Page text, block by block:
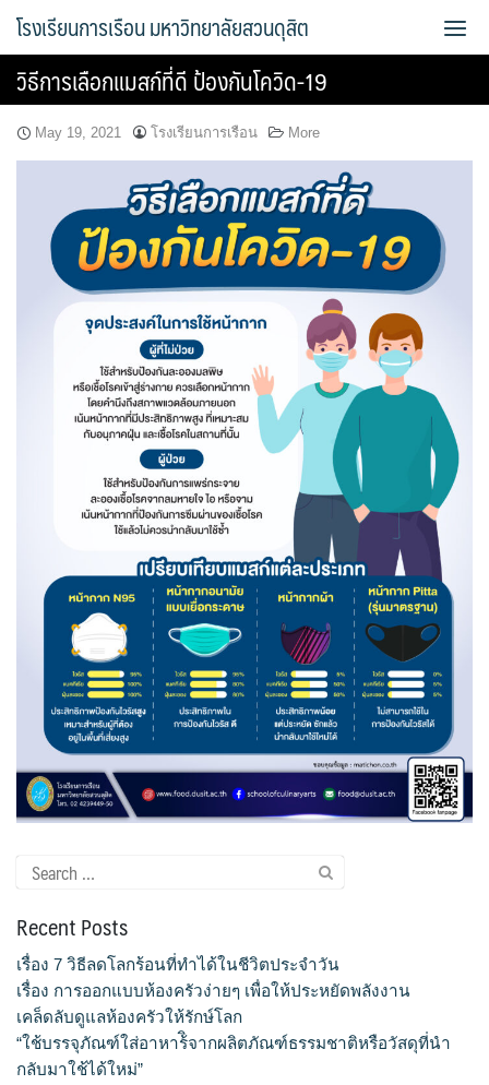
content
Bread Exclusive
Cake Exclusive
main
main2
main3
Sample Page
การจัดการความรู้ (KM)
ข้อมูลติดต่อและการเดินทาง
ขั้นตอน/แนวทางการปฏิบัติงาน
คณะกรรมการประจำโรงเรียนการเรือน
คลิปสาระเทคนิคสไตส์การเรือน
คลิปเทคนิคการทำอาหารง่าย ๆ สไตล์เด็กหอ
ค่าเล่าเรียน
ค่าเล่าเรียน
คู่มือนักศึกษา
จำนวนบุคลากรและนักศึกษาโรงเรียนการเรือน
ตารางเรียน
โรงเรียนการเรือน มหาวิทยาลัยสวนดุสิต
วิธีการเลือกแมสก์ที่ดี ป้องกันโควิด-19
May 19, 2021 โรงเรียนการเรือน More
Search
for:
Recent Posts
เรื่อง 7 วิธีลดโลกร้อนที่ทำได้ในชีวิตประจำวัน
เรื่อง การออกแบบห้องครัวง่ายๆ เพื่อให้ประหยัดพลังงาน
เคล็ดลับดูแลห้องครัวให้รักษ์โลก
“ใช้บรรจุภัณฑ์ใส่อาหาร้ิจากผลิตภัณฑ์ธรรมชาติหรือวัสดุที่นำ
กลับมาใช้ได้ใหม่”